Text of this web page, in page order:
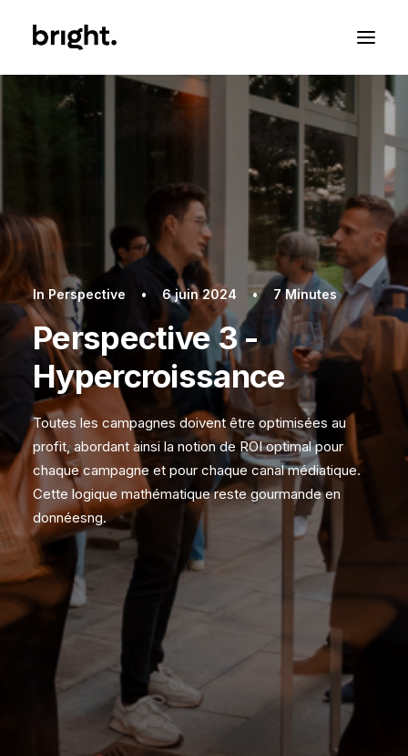
In Perspective • 6 juin 2024 • 7 Minutes
Perspective 3 -
Hypercroissance
Toutes les campagnes doivent être optimisées au
profit, abordant ainsi la notion de ROI optimal pour
chaque campagne et pour chaque canal médiatique.
Cette logique mathématique reste gourmande en
donnéesng.